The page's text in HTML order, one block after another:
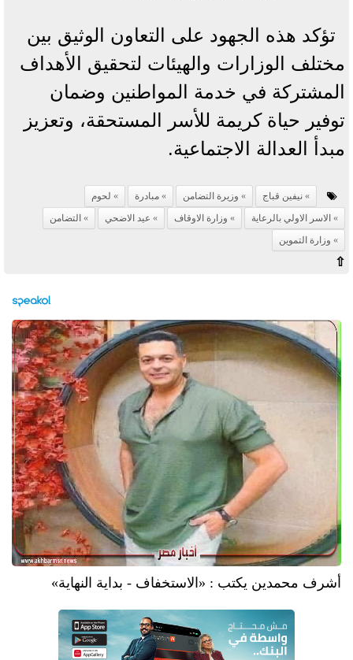
تؤكد هذه الجهود على التعاون الوثيق بين
مختلف الوزارات والهيئات لتحقيق الأهداف
المشتركة في خدمة المواطنين وضمان
توفير حياة كريمة للأسر المستحقة، وتعزيز
مبدأ العدالة الاجتماعية.
نيفين قباج وزيرة التضامن مبادرة
لحوم
الاسر الاولي بالرعاية
وزارة الاوقاف عيد الاضحي
التضامن
وزارة التموين
⇧
أشرف محمدين يكتب : «الاستخفاف - بداية النهاية»